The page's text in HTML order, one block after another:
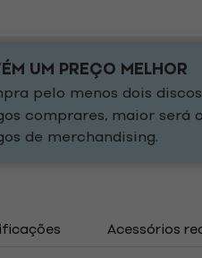
UM PREÇO MELHOR
pelo menos dois
comprares, maior será
de merchandising.
Acessórios